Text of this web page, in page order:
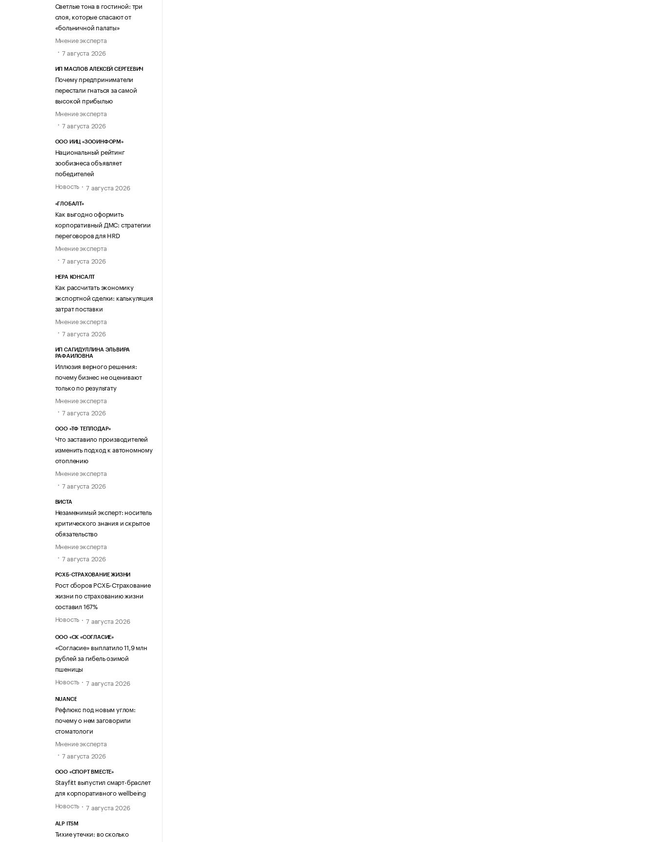
Светлые тона в гостиной: три
слоя, которые спасают от
«больничной палаты»
Мнение эксперта
7 августа 2026
ИП МАСЛОВ АЛЕКСЕЙ СЕРГЕЕВИЧ
Почему предприниматели
перестали гнаться за самой
высокой прибылью
Мнение эксперта
7 августа 2026
ООО ИИЦ «ЗООИНФОРМ»
Национальный рейтинг
зообизнеса объявляет
победителей
Новость
7 августа 2026
«ГЛОБАЛТ»
Как выгодно оформить
корпоративный ДМС: стратегии
переговоров для HRD
Мнение эксперта
7 августа 2026
НЕРА КОНСАЛТ
Как рассчитать экономику
экспортной сделки: калькуляция
затрат поставки
Мнение эксперта
7 августа 2026
ИП САГИДУЛЛИНА ЭЛЬВИРА
РАФАИЛОВНА
Иллюзия верного решения:
почему бизнес не оценивают
только по результату
Мнение эксперта
7 августа 2026
ООО «ТФ ТЕПЛОДАР»
Что заставило производителей
изменить подход к автономному
отоплению
Мнение эксперта
7 августа 2026
ВИСТА
Незаменимый эксперт: носитель
критического знания и скрытое
обязательство
Мнение эксперта
7 августа 2026
РСХБ-СТРАХОВАНИЕ ЖИЗНИ
Рост сборов РСХБ-Страхование
жизни по страхованию жизни
составил 167%
Новость
7 августа 2026
ООО «СК «СОГЛАСИЕ»
«Согласие» выплатило 11,9 млн
рублей за гибель озимой
пшеницы
Новость
7 августа 2026
NUANCE
Рефлюкс под новым углом:
почему о нем заговорили
стоматологи
Мнение эксперта
7 августа 2026
ООО «СПОРТ ВМЕСТЕ»
Stayfitt выпустил смарт-браслет
для корпоративного wellbeing
Новость
7 августа 2026
ALP ITSM
Тихие утечки: во сколько